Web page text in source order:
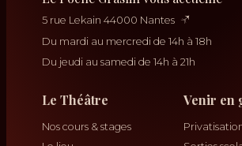
5 rue Lekain 44000 Nantes
Du mardi au mercredi de 14h à 18h
Du jeudi au samedi de 14h à 21h
Le Théâtre
Nos cours & stages
Venir en